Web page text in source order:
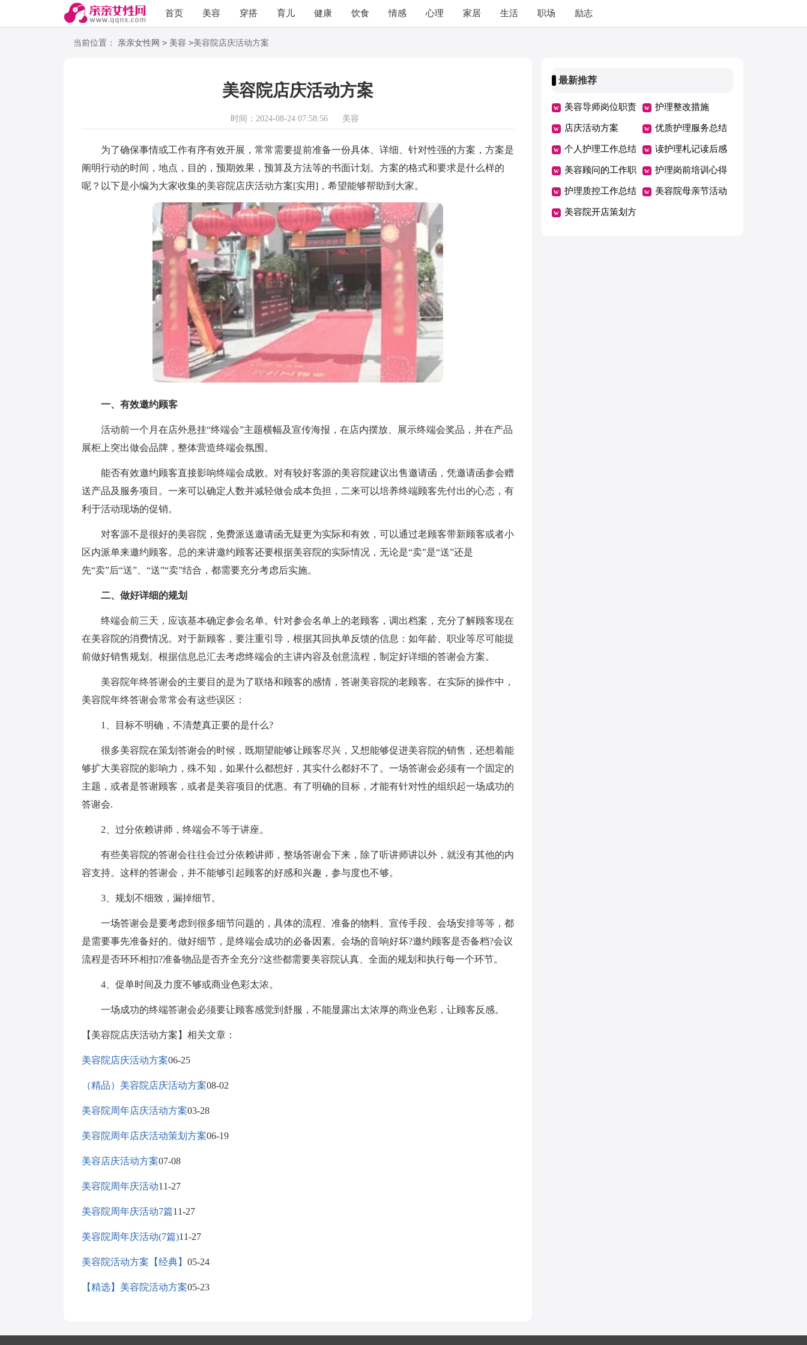
首页 美容 穿搭 育儿 健康 饮食 情感 心理 家居 生活 职场 励志
语录 阅读
当前位置： 亲亲女性网 > 美容 >美容院店庆活动方案
美容院店庆活动方案
时间：2024-08-24 07:58:56 美容
为了确保事情或工作有序有效开展，常常需要提前准备一份具体、详细、针对性强的方案，方案是
阐明行动的时间，地点，目的，预期效果，预算及方法等的书面计划。方案的格式和要求是什么样的
呢？以下是小编为大家收集的美容院店庆活动方案[实用]，希望能够帮助到大家。
一、有效邀约顾客
活动前一个月在店外悬挂“终端会”主题横幅及宣传海报，在店内摆放、展示终端会奖品，并在产品
展柜上突出做会品牌，整体营造终端会氛围。
能否有效邀约顾客直接影响终端会成败。对有较好客源的美容院建议出售邀请函，凭邀请函参会赠
送产品及服务项目。一来可以确定人数并减轻做会成本负担，二来可以培养终端顾客先付出的心态，有
利于活动现场的促销。
对客源不是很好的美容院，免费派送邀请函无疑更为实际和有效，可以通过老顾客带新顾客或者小
区内派单来邀约顾客。总的来讲邀约顾客还要根据美容院的实际情况，无论是“卖”是“送”还是
先“卖”后“送”、“送”“卖”结合，都需要充分考虑后实施。
二、做好详细的规划
终端会前三天，应该基本确定参会名单。针对参会名单上的老顾客，调出档案，充分了解顾客现在
在美容院的消费情况。对于新顾客，要注重引导，根据其回执单反馈的信息：如年龄、职业等尽可能提
前做好销售规划。根据信息总汇去考虑终端会的主讲内容及创意流程，制定好详细的答谢会方案。
美容院年终答谢会的主要目的是为了联络和顾客的感情，答谢美容院的老顾客。在实际的操作中，
美容院年终答谢会常常会有这些误区：
1、目标不明确，不清楚真正要的是什么?
很多美容院在策划答谢会的时候，既期望能够让顾客尽兴，又想能够促进美容院的销售，还想着能
够扩大美容院的影响力，殊不知，如果什么都想好，其实什么都好不了。一场答谢会必须有一个固定的
主题，或者是答谢顾客，或者是美容项目的优惠。有了明确的目标，才能有针对性的组织起一场成功的
答谢会.
2、过分依赖讲师，终端会不等于讲座。
有些美容院的答谢会往往会过分依赖讲师，整场答谢会下来，除了听讲师讲以外，就没有其他的内
容支持。这样的答谢会，并不能够引起顾客的好感和兴趣，参与度也不够。
3、规划不细致，漏掉细节。
一场答谢会是要考虑到很多细节问题的，具体的流程、准备的物料、宣传手段、会场安排等等，都
是需要事先准备好的。做好细节，是终端会成功的必备因素。会场的音响好坏?邀约顾客是否备档?会议
流程是否环环相扣?准备物品是否齐全充分?这些都需要美容院认真、全面的规划和执行每一个环节。
4、促单时间及力度不够或商业色彩太浓。
一场成功的终端答谢会必须要让顾客感觉到舒服，不能显露出太浓厚的商业色彩，让顾客反感。
【美容院店庆活动方案】相关文章：
美容院店庆活动方案06-25
（精品）美容院店庆活动方案08-02
美容院周年店庆活动方案03-28
美容院周年店庆活动策划方案06-19
美容店庆活动方案07-08
美容院周年庆活动11-27
美容院周年庆活动7篇11-27
美容院周年庆活动(7篇)11-27
美容院活动方案【经典】 05-24
【精选】美容院活动方案05-23
最新推荐
美容导师岗位职责 护理整改措施
店庆活动方案 优质护理服务总结
个人护理工作总结 读护理札记读后感
美容顾问的工作职
责
护理岗前培训心得
体会
护理质控工作总结 美容院母亲节活动
美容院开店策划方